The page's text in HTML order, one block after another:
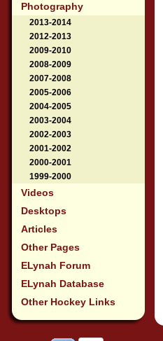
Photography
2013-2014
2012-2013
2009-2010
2008-2009
2007-2008
2005-2006
2004-2005
2003-2004
2002-2003
2001-2002
2000-2001
1999-2000
Videos
Desktops
Articles
Other Pages
ELynah Forum
ELynah Database
Other Hockey Links